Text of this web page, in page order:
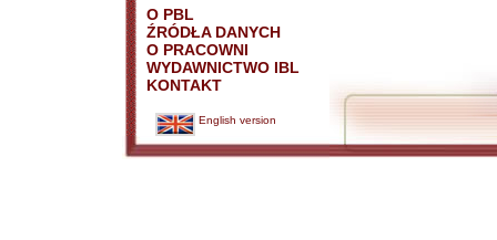
O PBL
ŹRÓDŁA DANYCH
O PRACOWNI
WYDAWNICTWO IBL
KONTAKT
English version